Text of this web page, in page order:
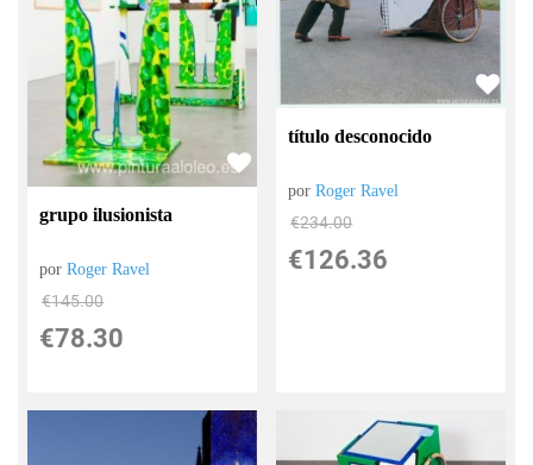
grupo ilusionista
porRoger Ravel
€145.00
€78.30
título desconocido
porRoger Ravel
€234.00
€126.36